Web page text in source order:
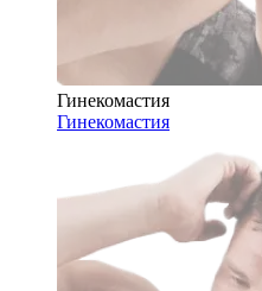
Гинекомастия
Гинекомастия